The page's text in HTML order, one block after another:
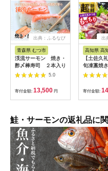
出典：ふるなび
青森県 むつ市
渓流サーモン 焼き・
酢〆棒寿司 ２本入り
5.0
寄付金額: 13,500 円
出
高知県 高
【土佐久
旬凍藁焼
4人前（約
知 土佐 久
カツオ 鰹
キ 海鮮 魚
式会社ジ
寄付金額:
鮭・サーモンの返礼品に